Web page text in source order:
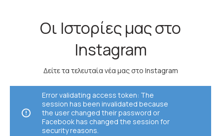
Οι Ιστορίες μας στο
Instagram
Δείτε τα τελευταία νέα μας στο Instagram
Error validating access token: The
session has been invalidated because
the user changed their password or
Facebook has changed the session for
security reasons.